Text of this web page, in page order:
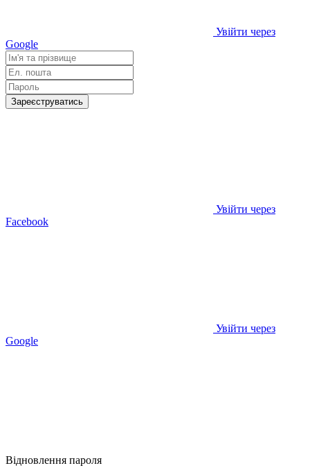
Увійти через
Google
Зареєструватись
Увійти через
Facebook
Увійти через
Google
Відновлення пароля